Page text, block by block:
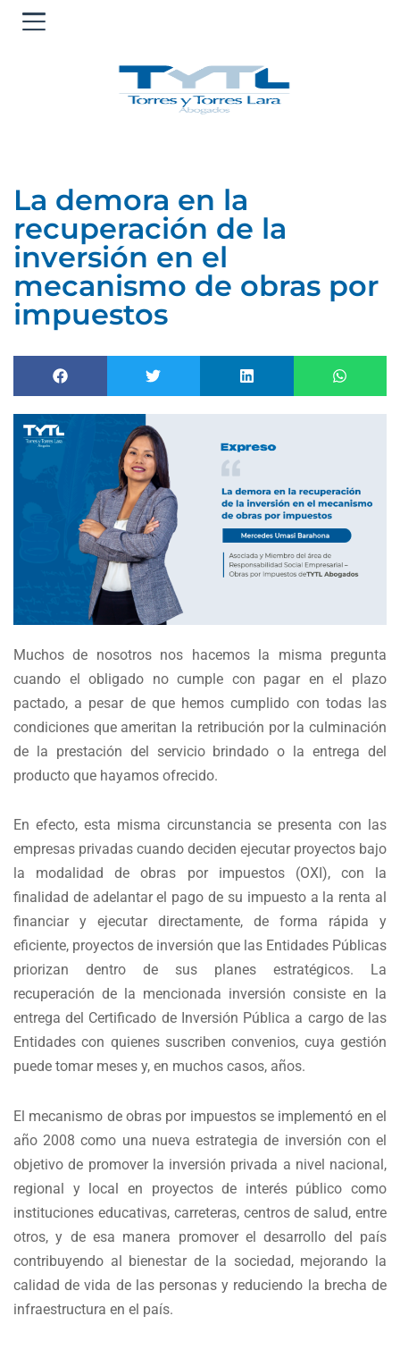
La demora en la
recuperación de la
inversión en el
mecanismo de obras por
impuestos
Muchos de nosotros nos hacemos la misma pregunta
cuando el obligado no cumple con pagar en el plazo
pactado, a pesar de que hemos cumplido con todas las
condiciones que ameritan la retribución por la culminación
de la prestación del servicio brindado o la entrega del
producto que hayamos ofrecido.
En efecto, esta misma circunstancia se presenta con las
empresas privadas cuando deciden ejecutar proyectos bajo
la modalidad de obras por impuestos (OXI), con la
finalidad de adelantar el pago de su impuesto a la renta al
financiar y ejecutar directamente, de forma rápida y
eficiente, proyectos de inversión que las Entidades Públicas
priorizan dentro de sus planes estratégicos. La
recuperación de la mencionada inversión consiste en la
entrega del Certificado de Inversión Pública a cargo de las
Entidades con quienes suscriben convenios, cuya gestión
puede tomar meses y, en muchos casos, años.
El mecanismo de obras por impuestos se implementó en el
año 2008 como una nueva estrategia de inversión con el
objetivo de promover la inversión privada a nivel nacional,
regional y local en proyectos de interés público como
instituciones educativas, carreteras, centros de salud, entre
otros, y de esa manera promover el desarrollo del país
contribuyendo al bienestar de la sociedad, mejorando la
calidad de vida de las personas y reduciendo la brecha de
infraestructura en el país.